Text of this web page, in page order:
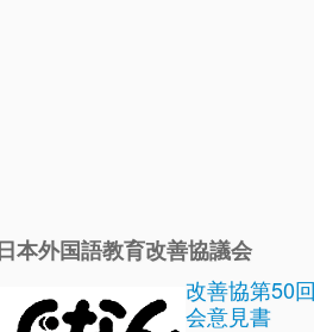
日本外国語教育改善協議会
改善協第50
会意見書